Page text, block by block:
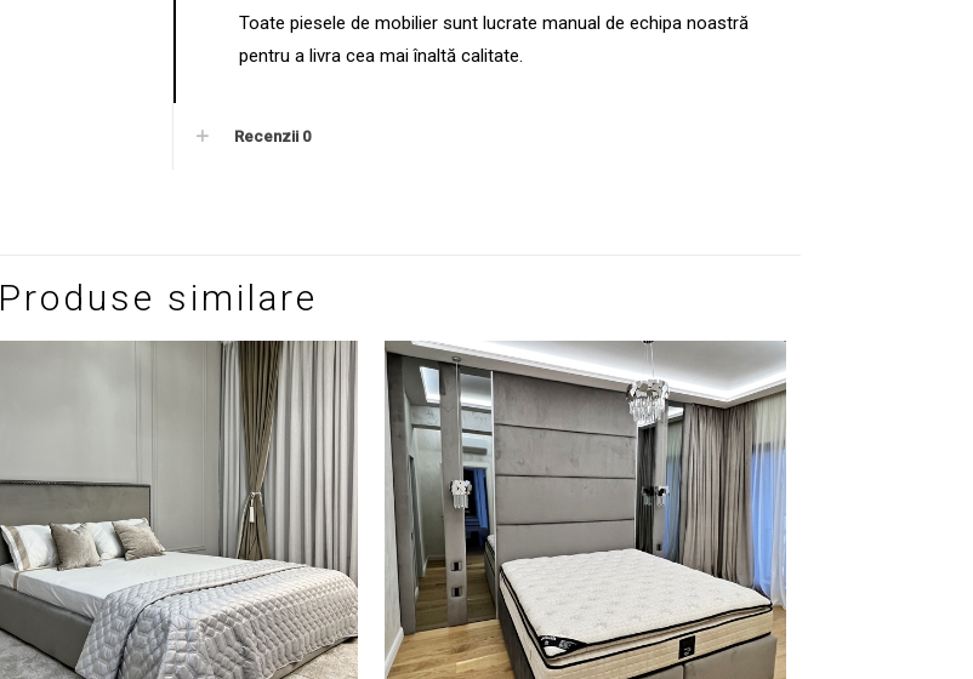
Toate piesele de mobilier sunt lucrate manual de echipa noastră
pentru a livra cea mai înaltă calitate.
Recenzii 0
Produse similare